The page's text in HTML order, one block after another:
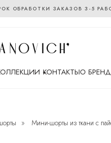
ОБРАБОТКИ ЗАКАЗОВ 3-5
КОНТАКТЫО
КОНТАКТЫО
» Мини-шорты из ткани с